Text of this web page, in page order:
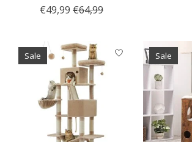
€49,99 €64,99
Sale Sale